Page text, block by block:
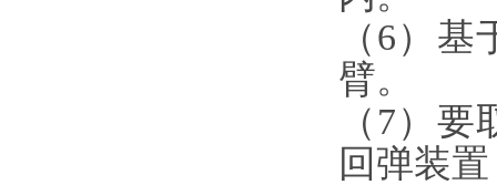
（6）基
臂。
（7）要
回弹装置